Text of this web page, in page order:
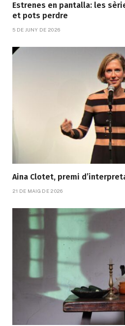
Estrenes en pantalla: les
et pots perdre
5 DE JUNY DE 2026
Aina Clotet, premi
21 DE MAIG DE 2026